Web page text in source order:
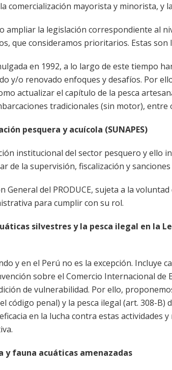
comercialización mayorista y minorista, y
ampliar la legislación correspondiente al
que consideramos prioritarios. Estas son
en 1992, a lo largo de este tiempo
y/o renovado enfoques y desafíos. Por
actualizar el capítulo de la pesca
tradicionales (sin motor), entre
pesquera y acuícola (SUNAPES)
institucional del sector pesquero y ello
de la supervisión, fiscalización y
General del PRODUCE, sujeta a la
para cumplir con su rol.
silvestres y la pesca ilegal en la
y en el Perú no es la excepción. Incluye
sobre el Comercio Internacional de
de vulnerabilidad. Por ello,
código penal) y la pesca ilegal (art. 308-B)
en la lucha contra estas actividades
y fauna acuáticas amenazadas